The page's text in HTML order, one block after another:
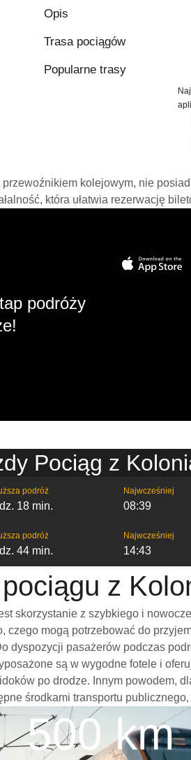
Opis
Trasa pociągów
Popularne trasy
kolejowym, nie
która ułatwia rezerwację
podróży
Pociąg z
podróż
18 min.
Najwcześniej
08:39
podróż
44 min.
Najwcześniej
14:43
z
skorzystanie z szybkiego i
mogą potrzebować do
dyspozycji pasażerów podczas
są w wygodne fotele i
po drodze. Innym powodem,
środkami transportu
500 km